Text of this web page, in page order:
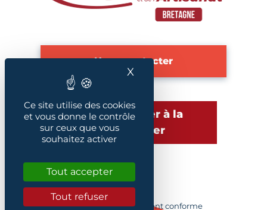
Ce site utilise des cookies
et vous donne le contrôle
sur ceux que vous
souhaitez activer
Tout accepter
Tout refuser
X
Nous contacter
S'abonner à la
newsletter
Plan du site
Accessibilité : Partiellement conforme